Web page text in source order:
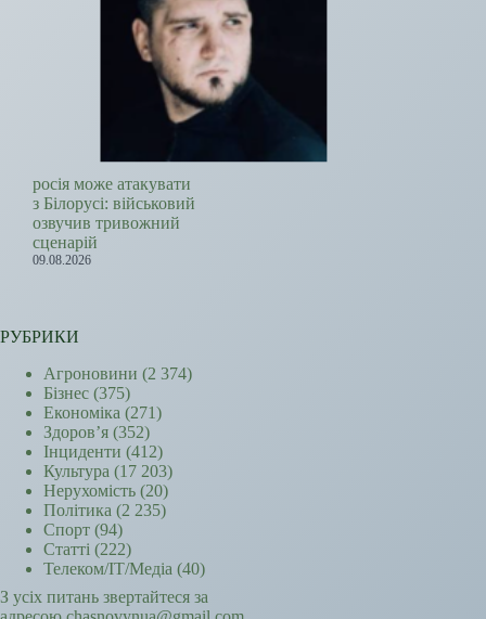
росія може атакувати
з Білорусі: військовий
озвучив тривожний
сценарій
09.08.2026
РУБРИКИ
Агроновини (2 374)
Бізнес (375)
Економіка (271)
Здоров’я (352)
Інциденти (412)
Культура (17 203)
Нерухомість (20)
Політика (2 235)
Спорт (94)
Статті (222)
Телеком/ІТ/Медіа (40)
З усіх питань звертайтеся за